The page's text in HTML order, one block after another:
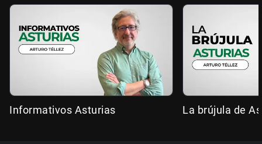
Informativos Asturias La brújula de